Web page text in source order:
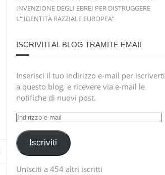
INVENZIONE DEGLI EBREI PER DISTRUGGERE
L'”IDENTITÀ RAZZIALE EUROPEA”
ISCRIVITI AL BLOG TRAMITE EMAIL
Inserisci il tuo indirizzo e-mail per iscriverti
a questo blog, e ricevere via e-mail le
notifiche di nuovi post.
Indirizzo
mailIscriviti
Unisciti a 454 altri iscritti